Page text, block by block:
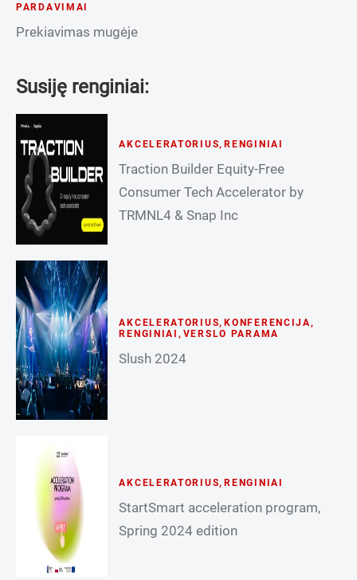
PARDAVIMAI
Prekiavimas mugėje
Susiję renginiai:
AKCELERATORIUS, RENGINIAI
Traction Builder Equity-Free
Consumer Tech Accelerator by
TRMNL4 & Snap Inc
AKCELERATORIUS, KONFERENCIJA,
RENGINIAI , VERSLO PARAMA
Slush 2024
AKCELERATORIUS, RENGINIAI
StartSmart acceleration program,
Spring 2024 edition